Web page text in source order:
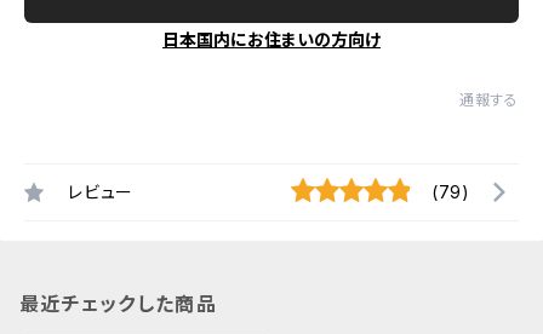
日本国内にお住まいの方向け
通報する
レビュー (79)
最近チェックした商品